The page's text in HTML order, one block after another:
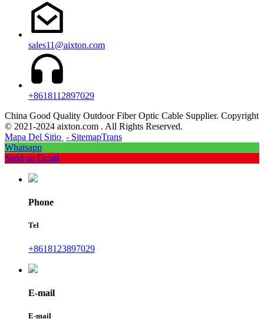
sales11@aixton.com
+8618112897029
China Good Quality Outdoor Fiber Optic Cable Supplier. Copyright
© 2021-2024 aixton.com . All Rights Reserved.
Mapa Del Sitio - SitemapTrans
Whatsapp
Send an Email
Phone
Tel
+8618123897029
E-mail
E-mail